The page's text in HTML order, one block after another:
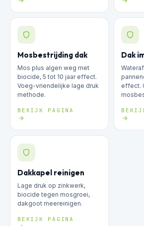
Mosbestrijding dak
Mos plus algen weg met
biocide, 5 tot 10 jaar effect.
Voeg-vriendelijke lage druk
methode.
BEKIJK PAGINA
Dak
effect.
Dakkapel reinigen
Lage druk op zinkwerk,
biocide tegen mosgroei,
dakgoot meereinigen.
BEKIJK PAGINA